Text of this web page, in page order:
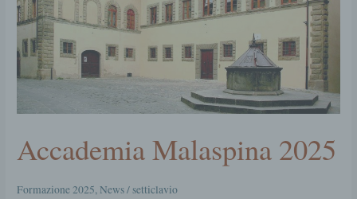
Accademia Malaspina 2025
Formazione 2025,News/setticlavio